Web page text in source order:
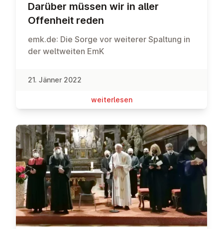
Darüber müssen wir in aller
Offenheit reden
emk.de: Die Sorge vor weiterer Spaltung in
der weltweiten EmK
21. Jänner 2022
wei­ter­le­sen